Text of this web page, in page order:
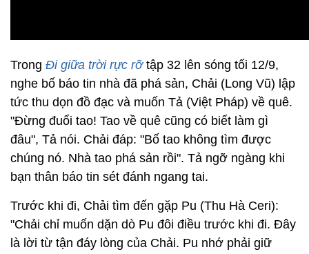
Trong Đi giữa trời rực rỡtập 32 lên sóng tối 12/9,
nghe bố báo tin nhà đã phá sản, Chải (Long Vũ) lập
tức thu dọn đồ đạc và muốn Tả (Việt Pháp) về quê.
"Đừng đuổi tao! Tao về quê cũng có biết làm gì
đâu", Tả nói. Chải đáp: "Bố tao không tìm được
chúng nó. Nhà tao phá sản rồi". Tả ngỡ ngàng khi
bạn thân báo tin sét đánh ngang tai.
Trước khi đi, Chải tìm đến gặp Pu (Thu Hà Ceri):
"Chải chỉ muốn dặn dò Pu đôi điều trước khi đi. Đây
là lời từ tận đáy lòng của Chải. Pu nhớ phải giữ